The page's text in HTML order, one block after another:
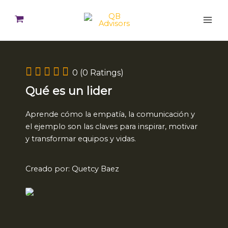
0 (0 Ratings)
Qué es un lider
Aprende cómo la empatía, la comunicación y
el ejemplo son las claves para inspirar, motivar
y transformar equipos y vidas.
Creado por: Quetcy Baez